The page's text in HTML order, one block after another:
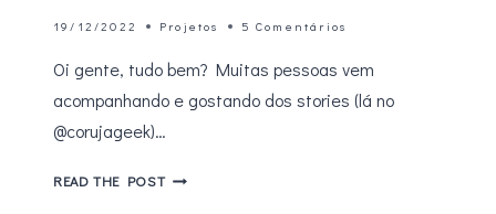
19/12/2022 Projetos 5 Comentários
Oi gente, tudo bem? Muitas pessoas vem
acompanhando e gostando dos stories (lá no
@corujageek)…
READ THE POSTLIVRO